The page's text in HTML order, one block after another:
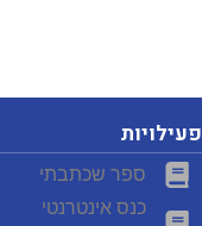
פעילויות
ספר שכתבתי
כנס אינטרנטי